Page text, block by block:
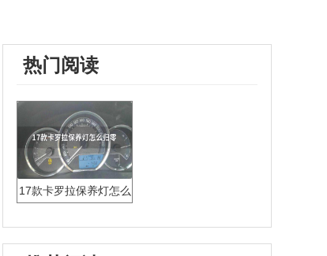
热门阅读
17款卡罗拉保养灯怎么